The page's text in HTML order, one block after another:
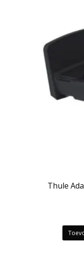
Thule